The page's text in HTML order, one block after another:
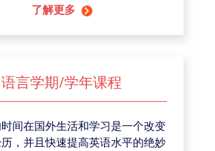
了解更多
语言学期/学年课程
间在国外生活和学习是一个改变
，并且快速提高英语水平的绝妙